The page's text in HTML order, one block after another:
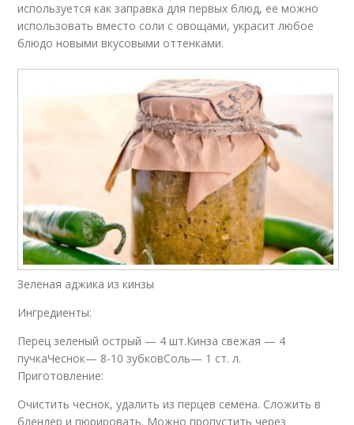
используется как заправка для первых блюд, ее можно
использовать вместо соли с овощами, украсит любое
блюдо новыми вкусовыми оттенками.
Зеленая аджика из кинзы
Ингредиенты:
Перец зеленый острый — 4 шт.Кинза свежая — 4
пучкаЧеснок— 8-10 зубковСоль— 1 ст. л.
Приготовление:
Очистить чеснок, удалить из перцев семена. Сложить в
блендер и пюрировать. Можно пропустить через